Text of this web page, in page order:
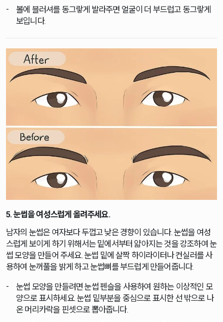
볼에 블러셔를 동그랗게 발라주면 얼굴이 더 부드럽고 동그랗게
보입니다.
5. 눈썹을 여성스럽게 올려주세요.
남자의 눈썹은 여자보다 두껍고 낮은 경향이 있습니다. 눈썹을 여성
스럽게 보이게 하기 위해서는 밑에서부터 얇아지는 것을 강조하여 눈
썹 모양을 만들어 주세요. 눈썹 밑에 살짝 하이라이터나 컨실러를 사
용하여 눈꺼풀을 밝게 하고 눈썹뼈를 부드럽게 만들어줍니다.
눈썹 모양을 만들려면 눈썹 펜슬을 사용하여 원하는 이상적인 모
양으로 표시하세요. 눈썹 밑부분을 중심으로 표시한 선 밖으로 나
온 머리카락을 핀셋으로 뽑아줍니다.